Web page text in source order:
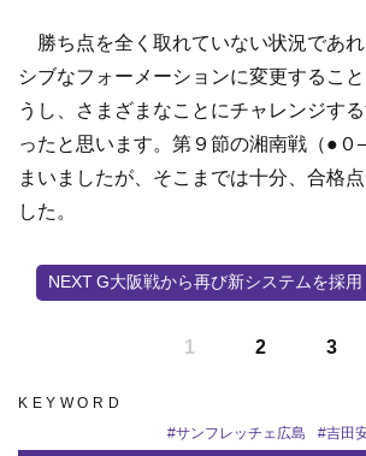
勝ち点を全く取れていない状況であ
シブなフォーメーションに変更するこ
うし、さまざまなことにチャレンジす
ったと思います。第９節の湘南戦（●０
まいましたが、そこまでは十分、合格
した。
G大阪戦から再び新システムを採用
1 2 3
KEYWORD
#サンフレッチェ広島 #吉田